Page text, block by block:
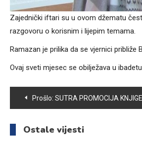
Zajednički iftari su u ovom džematu
razgovoru o korisnim i lijepim temama.
Ramazan je prilika da se vjernici
Ovaj sveti mjesec se obilježava u
Navigacija
članaka
Prošlo: SUTRA PROMOCIJA
Ostale vijesti